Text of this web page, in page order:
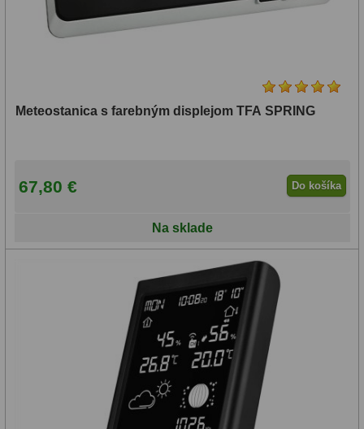
Meteostanica s farebným displejom TFA SPRING
67,80 € Do košíka
Na sklade